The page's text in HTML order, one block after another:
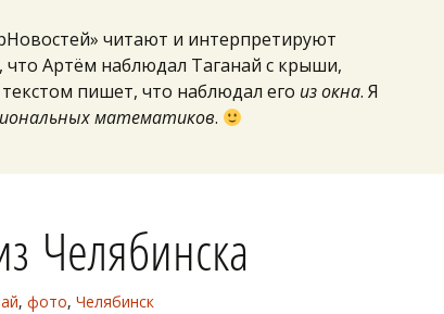
читают и интерпретируют
что Артём наблюдал Таганай с крыши,
пишет, что наблюдал его из окна. Я
математиков.
Челябинска
, фото, Челябинск